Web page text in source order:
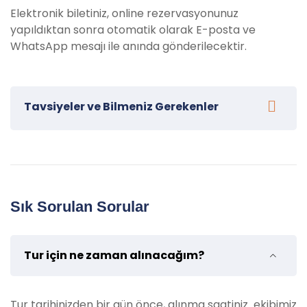
Elektronik biletiniz, online rezervasyonunuz
yapıldıktan sonra otomatik olarak E-posta ve
WhatsApp mesajı ile anında gönderilecektir.
Tavsiyeler ve Bilmeniz Gerekenler
Güneş koruyucu krem getirin:
unutmayın.
güneş gözlüğü takarak tur boyunca daha rahat
Sık Sorulan Sorular
Tur için ne zaman alınacağım?